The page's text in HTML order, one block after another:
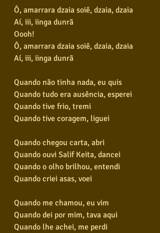
Ô, amarrara dzaia soiê, dzaia, dzaia
Aí, iii, iinga dunrã
Oooh!
Ô, amarrara dzaia soiê, dzaia, dzaia
Aí, iii, iinga dunrã
Quando não tinha nada, eu quis
Quando tudo era ausência, esperei
Quando tive frio, tremi
Quando tive coragem, liguei
Quando chegou carta, abri
Quando ouvi Salif Keita, dancei
Quando o olho brilhou, entendi
Quando criei asas, voei
Quando me chamou, eu vim
Quando dei por mim, tava aqui
Quando lhe achei, me perdi